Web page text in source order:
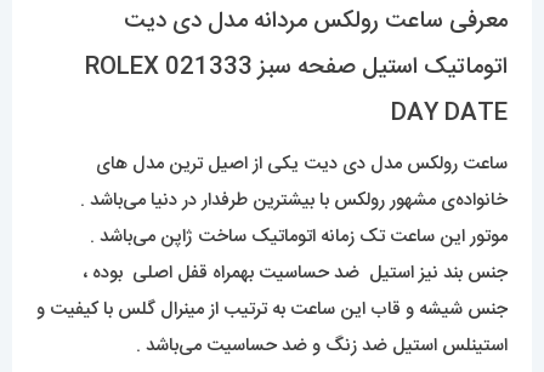
معرفی ساعت رولکس مردانه مدل دی دیت
اتوماتیک استیل صفحه سبز 021333 ROLEX
DAY DATE
ساعت رولکس مدل دی دیت یکی از اصیل ترین مدل های
خانواده‌ی مشهور رولکس با بیشترین طرفدار در دنیا می‌باشد .
موتور این ساعت تک زمانه اتوماتیک ساخت ژاپن می‌باشد .
جنس بند نیز استیل ضد حساسیت بهمراه قفل اصلی بوده ،
جنس شیشه و قاب این ساعت به ترتیب از مینرال گلس با کیفیت و
استینلس استیل ضد زنگ و ضد حساسیت می‌باشد .